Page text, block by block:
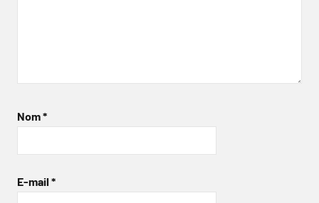
Nom*
E-mail *